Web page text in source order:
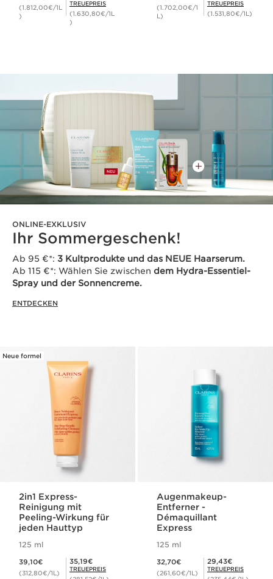
(1.812,00€/1L
)
TREUEPREIS
(1.630,80€/1L
)
(1.702,00€/1
L)
TREUEPREIS
(1.531,80€/1L)
ONLINE-EXKLUSIV
Ihr Sommergeschenk!
Ab 95 €*: 3 Kultprodukte und das NEUE Haarserum.
Ab 115 €*: Wählen Sie zwischen dem Hydra-Essentiel-
Spray und der Sonnencreme.
ENTDECKEN
Neue formel
2in1 Express-
Reinigung mit
Peeling-Wirkung für
jeden Hauttyp
125 ml
39,10€
(312,80€/1L)
Mitgliederpreis 35,19€
35,19€
TREUEPREIS
Augenmakeup-
Entferner -
Démaquillant
Express
125 ml
32,70€
(261,60€/1L)
Mitgliederpreis 29,43€
29,43€
TREUEPREIS